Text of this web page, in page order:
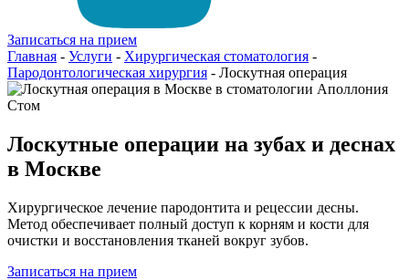
Записаться на прием
Главная - Услуги - Хирургическая стоматология -
Пародонтологическая хирургия - Лоскутная операция
Лоскутные операции на зубах и деснах
в Москве
Хирургическое лечение пародонтита и рецессии десны.
Метод обеспечивает полный доступ к корням и кости для
очистки и восстановления тканей вокруг зубов.
Записаться на прием